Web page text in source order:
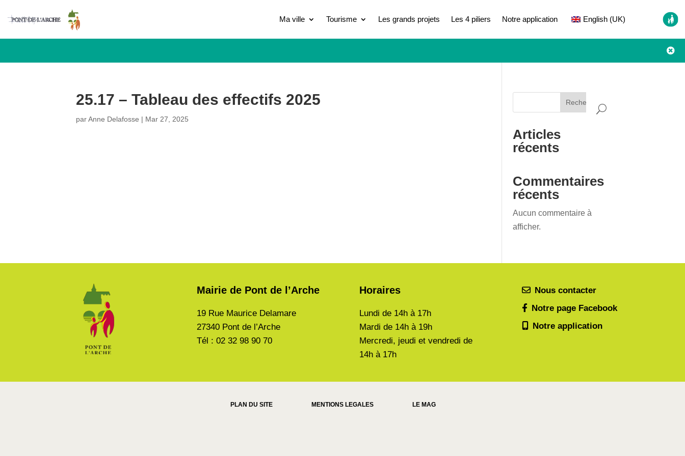
Ma ville Tourisme Les grands projets Les 4 piliers Notre application English (UK)

25.17 – Tableau des effectifs 2025
parAnne Delafosse | Mar 27, 2025
Rechercher
Articles
récents
Commentaires
récents
Aucun commentaire à
afficher.
Mairie de Pont de l’Arche
19 Rue Maurice Delamare
27340 Pont de l’Arche
Tél : 02 32 98 90 70
Horaires
Lundi de 14h à 17h
Mardi de 14h à 19h
Mercredi, jeudi et vendredi de
14h à 17h
Nous contacter
Notre page Facebook
Notre application
PLAN DU SITE MENTIONS LEGALES LE MAG